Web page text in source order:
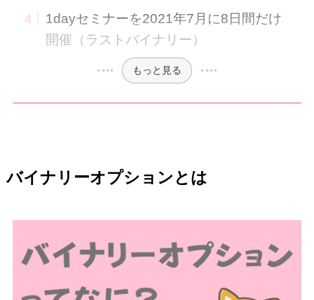
1dayセミナーを2021年7月に8日間だけ
開催（ラストバイナリー）
もっと見る
バイナリーオプションとは